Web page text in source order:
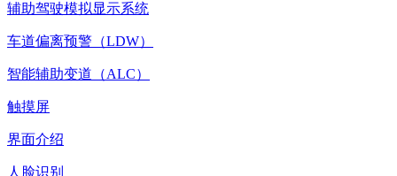
辅助驾驶模拟显示系统
车道偏离预警（LDW）
智能辅助变道（ALC）
触摸屏
界面介绍
人脸识别